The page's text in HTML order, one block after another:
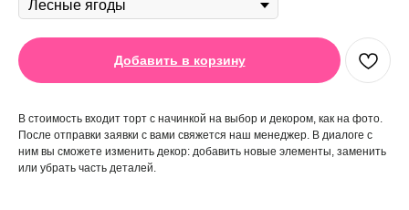
Добавить в корзину
В стоимость входит торт с начинкой на выбор и декором, как на фото.
После отправки заявки с вами свяжется наш менеджер. В диалоге с
ним вы сможете изменить декор: добавить новые элементы, заменить
или убрать часть деталей.